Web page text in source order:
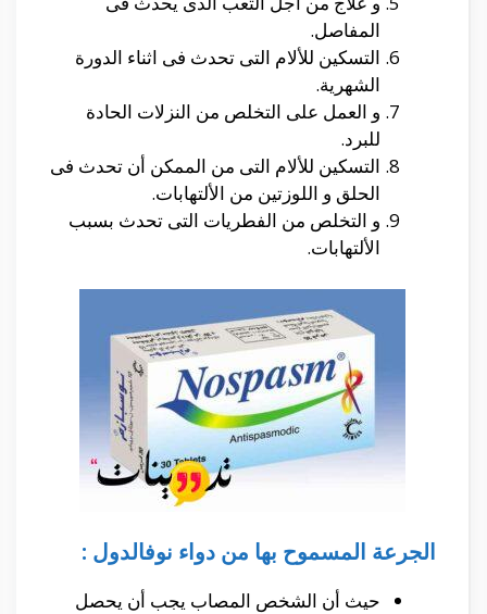
المفاصل.
التسكين للألام التى تحدث فى اثناء الدورة
الشهرية.
و العمل على التخلص من النزلات الحادة
للبرد.
التسكين للألام التى من الممكن أن تحدث فى
الحلق و اللوزتين من الألتهابات.
و التخلص من الفطريات التى تحدث بسبب
الألتهابات.
الجرعة المسموح بها من دواء نوفالدول :
حيث أن الشخص المصاب يجب أن يحصل